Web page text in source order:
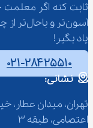
ثابت کنه اگر
یاد بگیر!
۰۲۱-۲۸۴۲۵۵۱۰
نشانی:
اعتصامی، طبقه 3